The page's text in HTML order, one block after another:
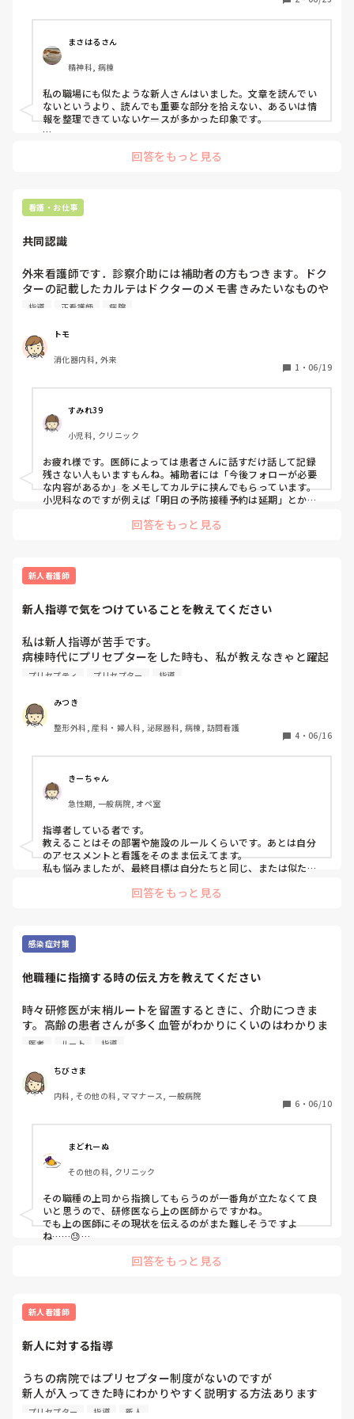
まさはるさん
精神科, 病棟
私の職場にも似たような新人さんはいました。文章を読んでい
ないというより、読んでも重要な部分を拾えない、あるいは情
報を整理できていないケースが多かった印象です。
の安静度は？』『食事形態は？』『点滴や検査の予定は？』
ました。
ついてSBARで説明してみて』や『今日注意することを3つ挙げ
読むだけでなく、自分の言葉でアウトプットしてもらうことで
理解も深まりやすい印象です。
私が関わった新人さんの中にも、最初はカルテから情報を拾う
ちに徐々にできるようになっていきました。なので世代の問題
というより、経験不足や情報整理の方法がまだ身についていな
い可能性もあるのかなと感じます。
忙しい中で指導する側も大変ですが、何を見ればよいのかを具
回答をもっと見る
看護・お仕事
共同認識
外来看護師です．診察介助には補助者の方もつきます。ドク
ターの記載したカルテはドクターのメモ書きみたいなものや
し信用したら駄目だと言います。診察介助につく補助者の教
指導 正看護師 病院
トモ
消化器内科, 外来
1 ・ 06/19
すみれ39
小児科, クリニック
お疲れ様です。医師によっては患者さんに話すだけ話して記録
残さない人もいますもんね。補助者には「今後フォローが必要
な内容があるか」をメモしてカルテに挟んでもらっています。
小児科なのですが例えば「明日の予防接種予約は延期」とか、
回答をもっと見る
新人看護師
新人指導で気をつけていることを教えてください
私は新人指導が苦手です。
病棟時代にプリセプターをした時も、私が教えなきゃと躍起
になりすぎて空回りしたり、論理的な思考を普段意識してで
リセプティーの子と組む日は気が重かったです。
今も訪問看護に転職して、新しい子が入ってきたのですが、
どう教えてあげたら良いかわからず困っています。
みなさんは、新人さんに指導するときに気を付けていること
はありますか？
プリセプティ プリセプター 指導
みつき
整形外科, 産科・婦人科, 泌尿器科, 病棟, 訪問看護
4 ・ 06/16
きーちゃん
急性期, 一般病院, オペ室
指導者している者です。
教えることはその部署や施設のルールくらいです。あとは自分
のアセスメントと看護をそのまま伝えてます。
私も悩みましたが、最終目標は自分たちと同じ、または似たよ
ままそっくり伝えれば、自ずと同じ思考を身につけられます。
も同じです。
それでも成長が遅い場合は勉強の仕方が合わない場合もありま
す。その場合は色んな人の勉強の仕方を教えます。ノートの取
り方と一緒です。
輩は見本を見せればいいだけですので、頑張ってみてくださ
い。
長文失礼しました。
回答をもっと見る
感染症対策
他職種に指摘する時の伝え方を教えてください
時々研修医が末梢ルートを留置するときに、介助につきま
す。高齢の患者さんが多く血管がわかりにくいのはわかりま
すが、大体の研修医はせっかく手袋をつけていたのに血管を
にこのような場面に遭遇するのですが、患者さんの前なので
指摘できずにいます。
同じ看護師ならあとから振り返りをして指摘できるのです
が、みなさんは他職種の気になる点について指摘はできます
か？どのように伝えたら角が立ちませんか？
医者 ルート 指導
ちびさま
内科, その他の科, ママナース, 一般病院
6 ・ 06/10
まどれーぬ
その他の科, クリニック
その職種の上司から指摘してもらうのが一番角が立たなくて良
いと思うので、研修医なら上の医師からですかね。
でも上の医師にその現状を伝えるのがまた難しそうですよ
ね……😓
て、師長さんから上の医師に伝えてもらう、とかですかね
はしないですね。
回答をもっと見る
新人看護師
新人に対する指導
うちの病院ではプリセプター制度がないのですが
新人が入ってきた時にわかりやすく説明する方法あります
か？
プリセプター 指導 新人